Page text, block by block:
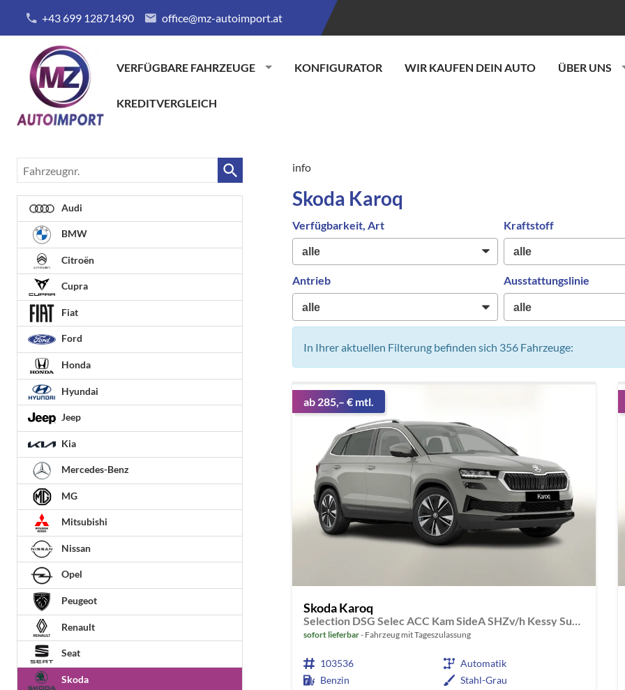
+43 699 12871490 office@mz-autoimport.at
VERFÜGBARE FAHRZEUGE KONFIGURATOR WIR KAUFEN DEIN AUTO ÜBER UNS
KREDITVERGLEICH
info
Skoda Karoq
Verfügbarkeit, Art Kraftstoff
Antrieb Ausstattungslinie
In Ihrer aktuellen Filterung befinden sich 356 Fahrzeuge:
ab 285,– € mtl.
Skoda Karoq
Selection DSG Selec ACC Kam SideA SHZv/h Kessy SunS
sofort lieferbar Fahrzeug mit Tageszulassung
103536
Automatik
Benzin
Stahl-Grau
Fahrzeugnr.
Audi
BMW
Citroën
Cupra
Fiat
Ford
Honda
Hyundai
Jeep
Kia
Mercedes-Benz
MG
Mitsubishi
Nissan
Opel
Peugeot
Renault
Seat
Skoda